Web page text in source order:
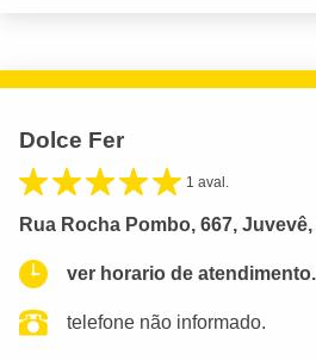
Dolce Fer
1 aval.
Rua Rocha Pombo, 667,
ver horario de atendimento.
telefone não informado.